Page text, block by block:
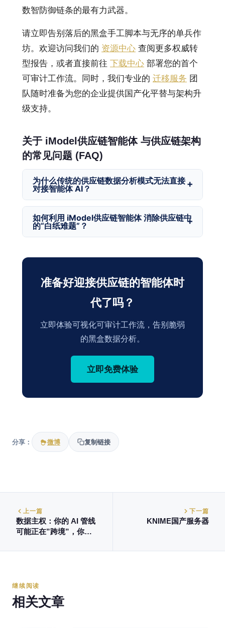
数智防御链条的最有力武器。
请立即告别落后的黑盒手工脚本与无序的单兵作
坊。欢迎访问我们的 资源中心 查阅更多权威转
型报告，或者直接前往 下载中心 部署您的首个
可审计工作流。同时，我们专业的 迁移服务 团
队随时准备为您的企业提供国产化平替与架构升
级支持。
关于 iModel供应链智能体 与供应链架构
的常见问题 (FAQ)
为什么传统的供应链数据分析模式无法直接
对接智能体 AI？
传统模式多由单个分析师用黑盒脚本或 Excel 零
散构建，缺乏标准审计日志与可视化逻辑。当智
能体 AI 开始基于这些数据直接执行采购、调拨
释，会给企业带来巨大的合规与治理风险。
如何利用 iModel供应链智能体 消除供应链中
的“白纸难题”？
需求预测、库存优化等），导入 iModel 即可直
接运行。团队无需从零编写底层代码，接入自有
数据源即可开箱即用，通过可视化看板让整条供
应链的演进逻辑对团队全员完全透明、可审计。
准备好迎接供应链的智能体时
代了吗？
立即体验可视化可审计工作流，告别脆弱
的黑盒数据分析。
立即免费体验
分享： 微博 复制链接
上一篇
数据主权：你的 AI 管线
可能正在”跨境”，你还
下一篇
KNIME国产服务器
继续阅读
相关文章